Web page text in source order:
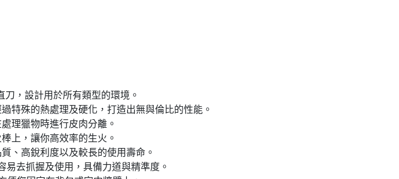
刀，設計用於所有類型的環境。
特殊的熱處理及硬化，打造出無與倫比的性能。
理獵物時進行皮肉分離。
上，讓你高效率的生火。
、高銳利度以及較長的使用壽命。
去抓握及使用，具備力道與精準度。